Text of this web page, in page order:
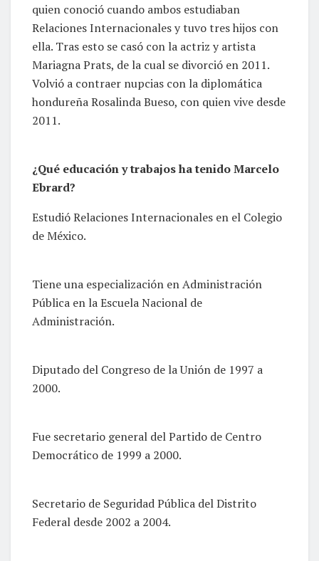
quien conoció cuando ambos estudiaban
Relaciones Internacionales y tuvo tres hijos con
ella. Tras esto se casó con la actriz y artista
Mariagna Prats, de la cual se divorció en 2011.
Volvió a contraer nupcias con la diplomática
hondureña Rosalinda Bueso, con quien vive desde
2011.
¿Qué educación y trabajos ha tenido Marcelo
Ebrard?
Estudió Relaciones Internacionales en el Colegio
de México.
Tiene una especialización en Administración
Pública en la Escuela Nacional de
Administración.
Diputado del Congreso de la Unión de 1997 a
2000.
Fue secretario general del Partido de Centro
Democrático de 1999 a 2000.
Secretario de Seguridad Pública del Distrito
Federal desde 2002 a 2004.